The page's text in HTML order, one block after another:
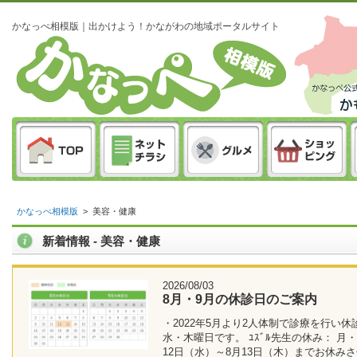
かなっぺ相模版｜出かけよう！かながわの地域ポータルサイト
かなっぺ相模版 > 美容・健康
新着情報 - 美容・健康
2026/08/03
8月・9月の休診日のご案内
・2022年5月より2人体制で診療を行い
水・木曜日です。 ﾕｽﾞﾙ先生の休み： 月
12日（水）～8月13日（木）までお休み